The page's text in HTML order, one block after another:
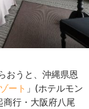
おうと、沖縄県恩
ート 」(ホテルモン
商行・大阪府八尾